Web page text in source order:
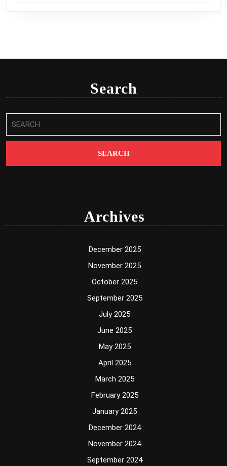
Search
for:
Archives
December 2025
November 2025
October 2025
September 2025
July 2025
June 2025
May 2025
April 2025
March 2025
February 2025
January 2025
December 2024
November 2024
September 2024